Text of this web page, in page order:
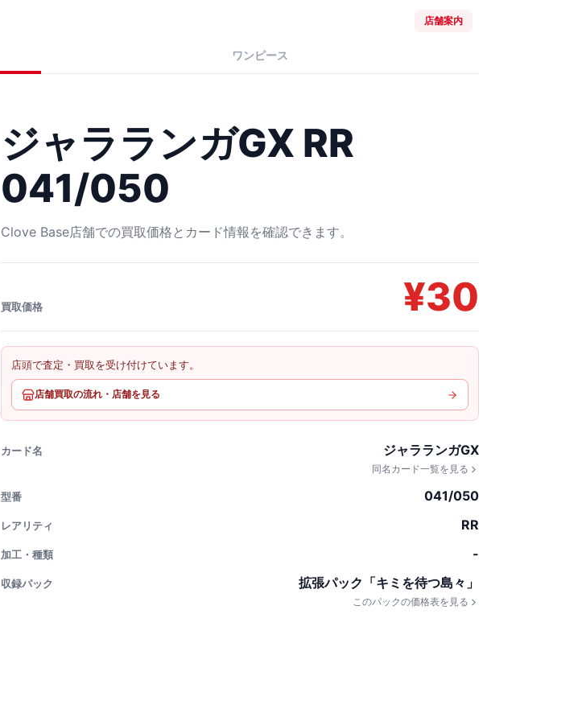
店舗案内
ワンピース
ジャラランガGX RR
041/050
Clove Base店舗での買取価格とカード情報を確認できます。
買取価格 ¥30
店頭で査定・買取を受け付けています。
店舗買取の流れ・店舗を見る
カード名 ジャラランガGX
同名カード一覧を見る
型番 041/050
レアリティ RR
加工・種類 -
収録パック 拡張パック「キミを待つ島々」
このパックの価格表を見る